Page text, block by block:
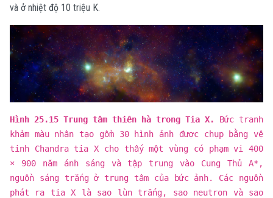
và ở nhiệt độ 10 triệu K.
Hình 25.15 Trung tâm thiên hà trong Tia X.
Bức tranh
khảm màu nhân tạo gồm 30 hình ảnh được chụp bằng vệ
tinh Chandra tia X cho thấy một vùng có phạm vi 400
× 900 năm ánh sáng và tập trung vào Cung Thủ A*,
nguồn sáng trắng ở trung tâm của bức ảnh. Các nguồn
phát ra tia X là sao lùn trắng, sao neutron và sao